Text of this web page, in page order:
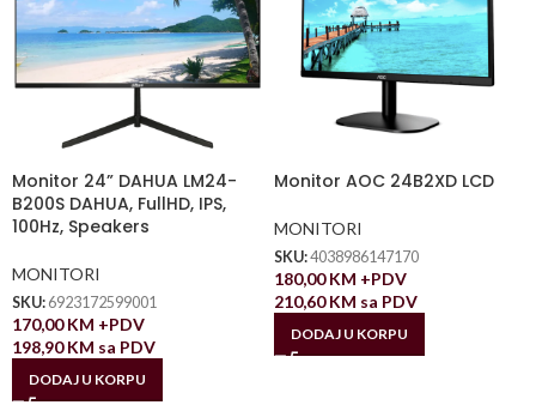
Monitor 24” DAHUA LM24-
B200S DAHUA, FullHD, IPS,
100Hz, Speakers
MONITORI
SKU: 6923172599001
170,00KM +PDV
198,90KM sa PDV
DODAJ U KORPU
Monitor AOC 24B2XD LCD
MONITORI
SKU:4038986147170
180,00KM +PDV
210,60KM sa PDV
DODAJ U KORPU